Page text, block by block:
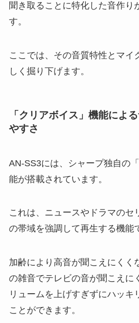
聞き取ることに特化した音作り
す。
ここでは、その音質特性とマイ
しく掘り下げます。
「クリアボイス」機能によ
やすさ
AN-SS3には、シャープ独自の
能が搭載されています。
これは、ニュースやドラマのセ
の帯域を強調して再生する機能
加齢により高音が聞こえにくく
の雑音でテレビの音が聞こえに
リュームを上げすぎずにハッキ
ことができます。